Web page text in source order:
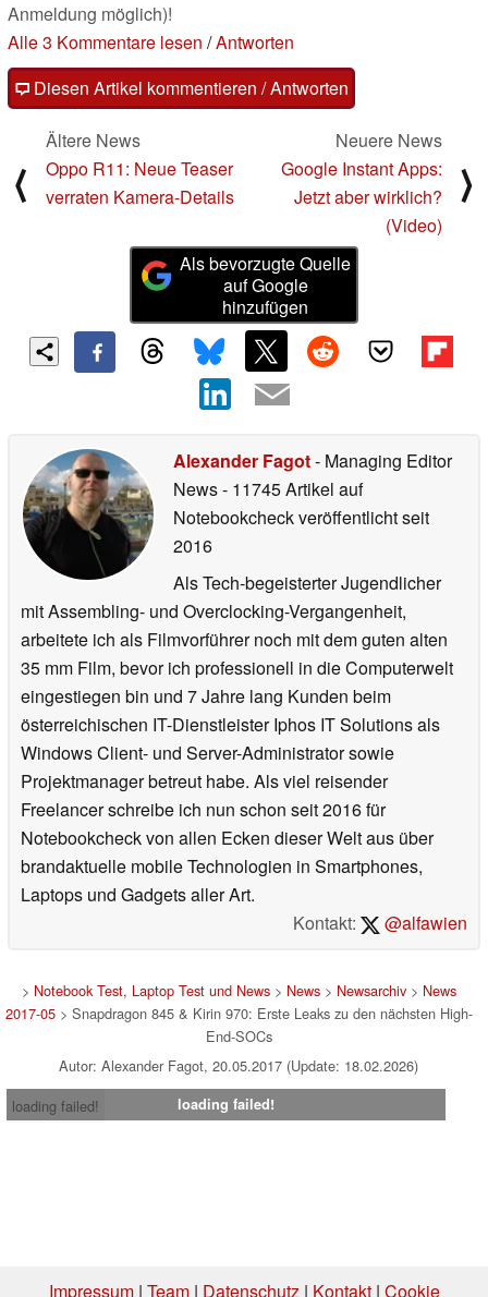
Anmeldung möglich)!
Alle 3 Kommentare lesen /Antworten
Diesen Artikel kommentieren / Antworten
⟨
Ältere News
Oppo R11: Neue Teaser
verraten Kamera-Details
Neuere News
Google Instant Apps:
Jetzt aber wirklich?
(Video)
⟩
Als bevorzugte Quelle
auf Google
hinzufügen
Alexander Fagot- Managing Editor
News- 11745 Artikel auf
Notebookcheck veröffentlichtseit
2016
Als Tech-begeisterter Jugendlicher
mit Assembling- und Overclocking-Vergangenheit,
arbeitete ich als Filmvorführer noch mit dem guten alten
35 mm Film, bevor ich professionell in die Computerwelt
eingestiegen bin und 7 Jahre lang Kunden beim
österreichischen IT-Dienstleister Iphos IT Solutions als
Windows Client- und Server-Administrator sowie
Projektmanager betreut habe. Als viel reisender
Freelancer schreibe ich nun schon seit 2016 für
Notebookcheck von allen Ecken dieser Welt aus über
brandaktuelle mobile Technologien in Smartphones,
Laptops und Gadgets aller Art.
Kontakt:
@alfawien
> Notebook Test, Laptop Test und News> News> Newsarchiv> News
2017-05> Snapdragon 845 & Kirin 970: Erste Leaks zu den nächsten High-
End-SOCs
Autor: Alexander Fagot, 20.05.2017 (Update: 18.02.2026)
loading failed!
loading failed!
Impressum| Team| Datenschutz | Kontakt| Cookie